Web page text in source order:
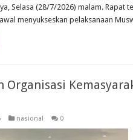
Selasa (28/7/2026) malam.
menyukseskan pelaksanaan
Organisasi
nasional 0